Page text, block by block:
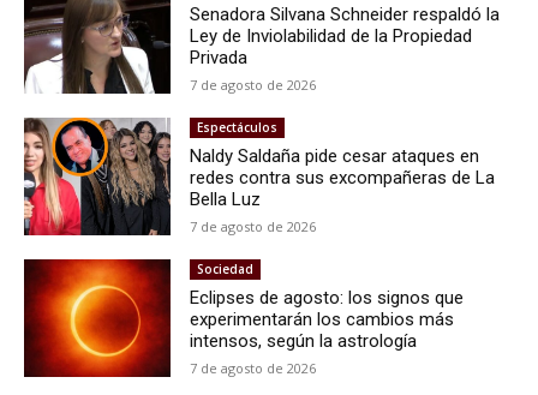
Senadora Silvana Schneider respaldó la
Ley de Inviolabilidad de la Propiedad
Privada
7 de agosto de 2026
Espectáculos
Naldy Saldaña pide cesar ataques en
redes contra sus excompañeras de La
Bella Luz
7 de agosto de 2026
Sociedad
Eclipses de agosto: los signos que
experimentarán los cambios más
intensos, según la astrología
7 de agosto de 2026